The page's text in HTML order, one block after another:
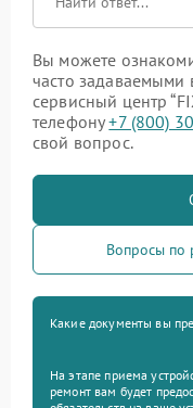
Вы можете
часто задаваемыми
сервисный центр
телефону+7 (800)
свой вопрос.
Вопросы по
Какие документы вы
На этапе приема
ремонт вам будет